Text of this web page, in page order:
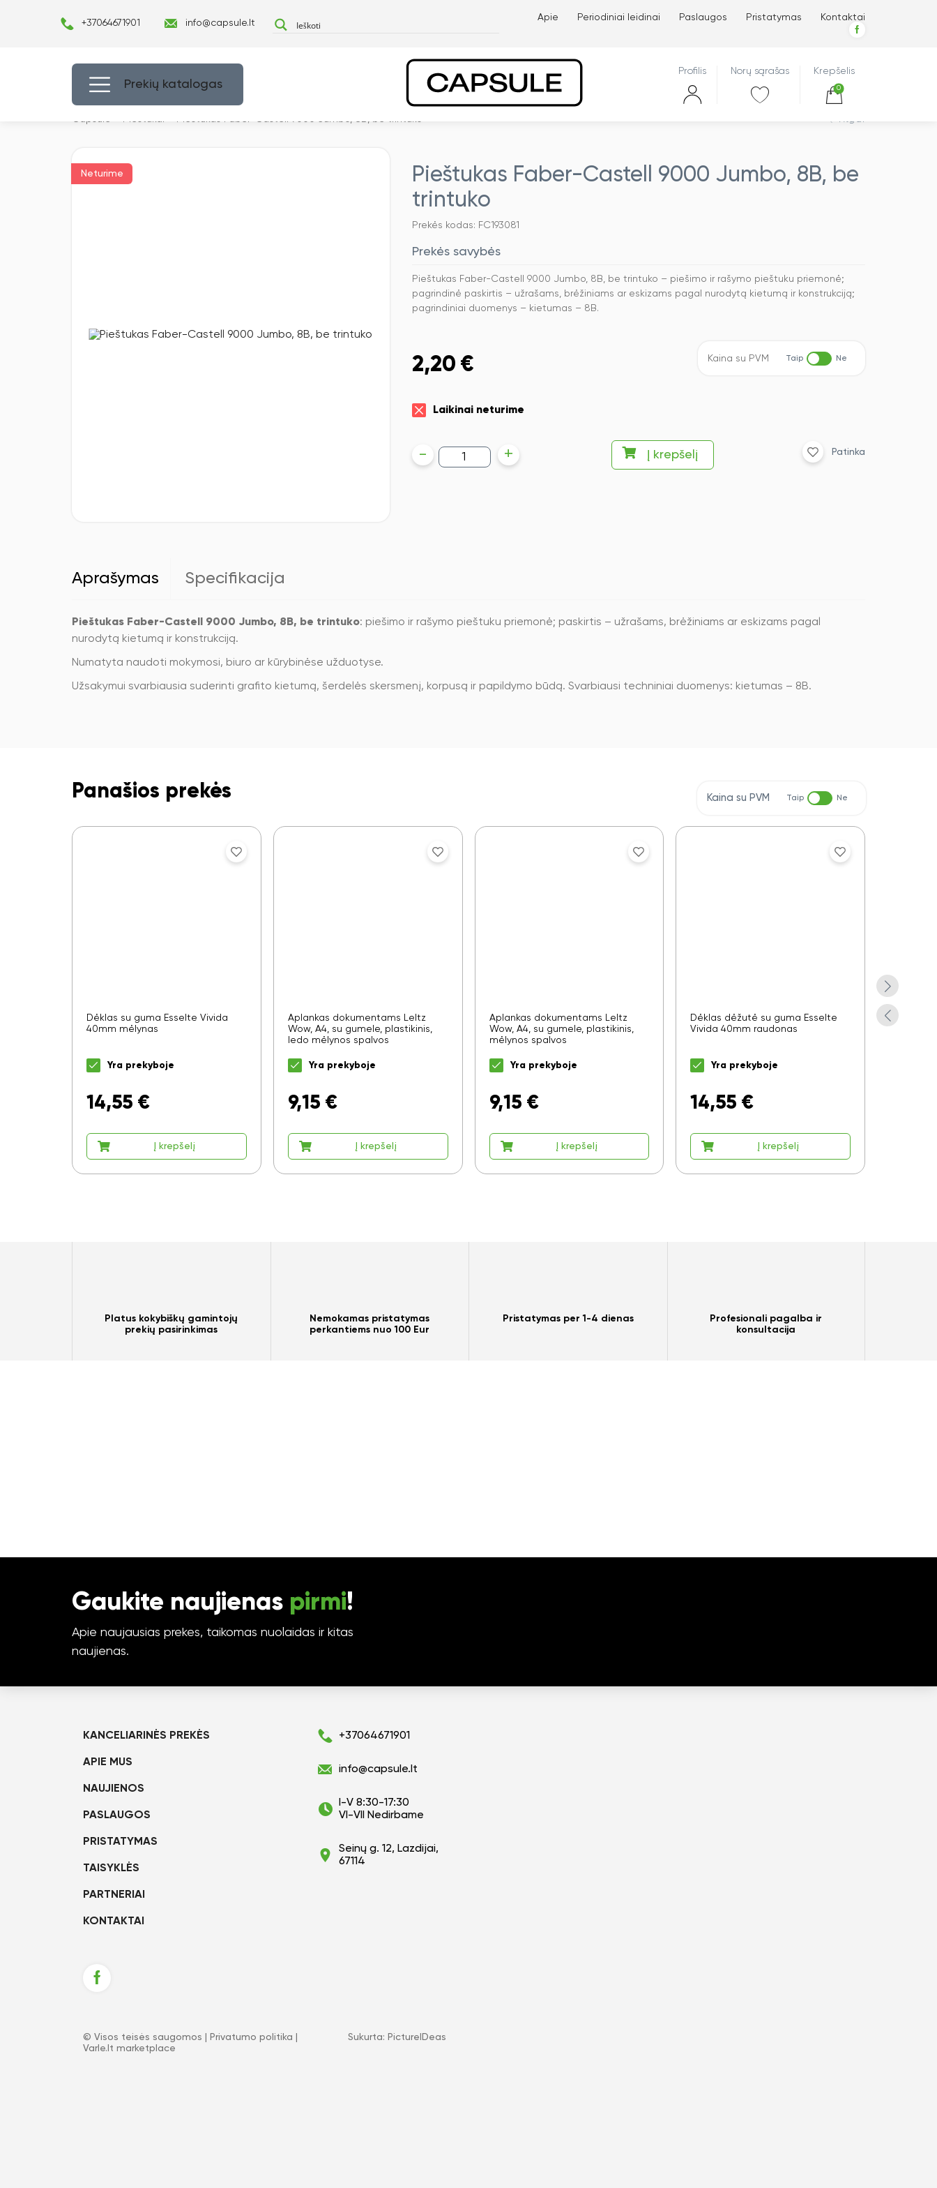
+37064671901 info@capsule.lt
Apie Periodiniai leidinai Paslaugos Pristatymas Kontaktai
Prekių katalogas
Profilis Norų sąrašas Krepšelis
0
Capsulė Pieštukai Pieštukas Faber-Castell 9000 Jumbo, 8B, be trintuko Atgal
Neturime
Pieštukas Faber-Castell 9000 Jumbo, 8B, be
trintuko
Prekės kodas: FC193081
Prekės savybės
Pieštukas Faber-Castell 9000 Jumbo, 8B, be trintuko – piešimo ir rašymo pieštuku priemonė;
pagrindinė paskirtis – užrašams, brėžiniams ar eskizams pagal nurodytą kietumą ir konstrukciją;
pagrindiniai duomenys – kietumas – 8B.
2,20 € Kaina su PVM Taip Ne
Laikinai neturime
produkto
kiekis:
Pieštukas
- + Į krepšelį Patinka
Aprašymas Specifikacija
Pieštukas Faber-Castell 9000 Jumbo, 8B, be trintuko: piešimo ir rašymo pieštuku priemonė; paskirtis – užrašams, brėžiniams ar eskizams pagal
nurodytą kietumą ir konstrukciją.
Numatyta naudoti mokymosi, biuro ar kūrybinėse užduotyse.
Užsakymui svarbiausia suderinti grafito kietumą, šerdelės skersmenį, korpusą ir papildymo būdą. Svarbiausi techniniai duomenys: kietumas – 8B.
Panašios prekės Kaina su PVM Taip Ne
Dėklas su guma Esselte Vivida
40mm mėlynas
Yra prekyboje
14,55 €
Į krepšelį
Aplankas dokumentams LeItz
Wow, A4, su gumele, plastikinis,
ledo mėlynos spalvos
Yra prekyboje
9,15 €
Į krepšelį
Aplankas dokumentams LeItz
Wow, A4, su gumele, plastikinis,
mėlynos spalvos
Yra prekyboje
9,15 €
Į krepšelį
Dėklas dėžutė su guma Esselte
Vivida 40mm raudonas
Yra prekyboje
14,55 €
Į krepšelį
Platus kokybiškų gamintojų
prekių pasirinkimas
Nemokamas pristatymas
perkantiems nuo 100 Eur
Pristatymas per 1-4 dienas
Profesionali pagalba ir
konsultacija
Gaukite naujienas pirmi!
Apie naujausias prekes, taikomas nuolaidas ir kitas
naujienas.
KANCELIARINĖS PREKĖS
APIE MUS
NAUJIENOS
PASLAUGOS
PRISTATYMAS
TAISYKLĖS
PARTNERIAI
KONTAKTAI
+37064671901
info@capsule.lt
I-V 8:30-17:30
VI-VII Nedirbame
Seinų g. 12, Lazdijai,
67114
© Visos teisės saugomos | Privatumo politika
Varle.lt marketplace
Sukurta: PictureIDeas